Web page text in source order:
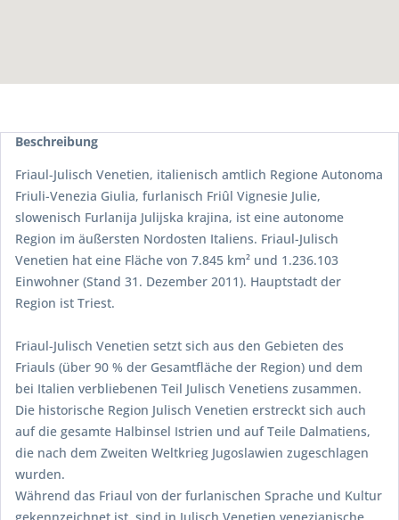
Beschreibung
Friaul-Julisch Venetien, italienisch amtlich Regione Autonoma
Friuli-Venezia Giulia, furlanisch Friûl Vignesie Julie,
slowenisch Furlanija Julijska krajina, ist eine autonome
Region im äußersten Nordosten Italiens. Friaul-Julisch
Venetien hat eine Fläche von 7.845 km² und 1.236.103
Einwohner (Stand 31. Dezember 2011). Hauptstadt der
Region ist Triest.
Friaul-Julisch Venetien setzt sich aus den Gebieten des
Friauls (über 90 % der Gesamtfläche der Region) und dem
bei Italien verbliebenen Teil Julisch Venetiens zusammen.
Die historische Region Julisch Venetien erstreckt sich auch
auf die gesamte Halbinsel Istrien und auf Teile Dalmatiens,
die nach dem Zweiten Weltkrieg Jugoslawien zugeschlagen
wurden.
Während das Friaul von der furlanischen Sprache und Kultur
gekennzeichnet ist, sind in Julisch Venetien venezianische